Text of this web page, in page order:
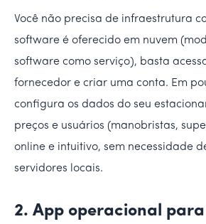
Você não precisa de infraestrutura
software é oferecido em nuvem
software como serviço), basta
fornecedor e criar uma conta. Em
configura os dados do seu
preços e usuários (manobristas,
online e intuitivo, sem necessidade
servidores locais.
2. App operacional